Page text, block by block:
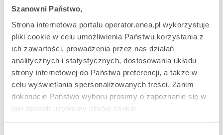
Szanowni Państwo,
Strona internetowa portalu operator.enea.pl wykorzystuje
pliki cookie w celu umożliwienia Państwu korzystania z
ich zawartości, prowadzenia przez nas działań
analitycznych i statystycznych, dostosowania układu
strony internetowej do Państwa preferencji, a także w
celu wyświetlania spersonalizowanych treści. Zanim
dokonacie Państwo wyboru prosimy o zapoznanie się w
jaki sposób używamy plików cookie.
Kariera w Enei Operator
Oferty pracy
Oferty staży i praktyk
Informacje dla uczniów i studentów
Teczka prasowa
Odpowiedzialny biznes
Sponsoring
Zasady wykonywania lotów dronami
Raporty
Zgłaszanie naruszeń
Inwestycje
Dla wykonawców